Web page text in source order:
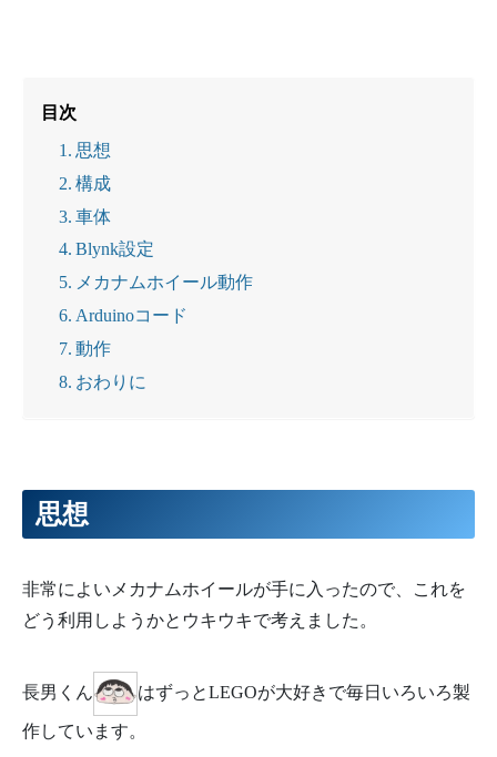
目次
思想
構成
車体
Blynk設定
メカナムホイール動作
Arduinoコード
動作
おわりに
思想
非常によいメカナムホイールが手に入ったので、これを
どう利用しようかとウキウキで考えました。
長男くん はずっとLEGOが大好きで毎日いろいろ製
作しています。